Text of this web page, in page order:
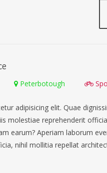
Peterbotough
adipisicing elit. Quae
molestiae reprehenderit
earum? Aperiam laborum
nihil mollitia repellat